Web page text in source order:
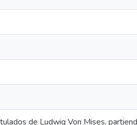
de Ludwig Von Mises,